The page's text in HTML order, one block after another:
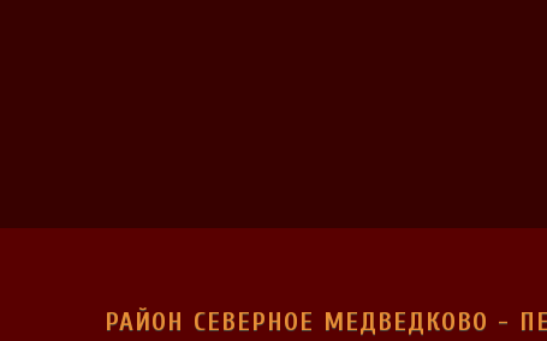
РАЙОН СЕВЕРНОЕ МЕДВЕДКОВО -